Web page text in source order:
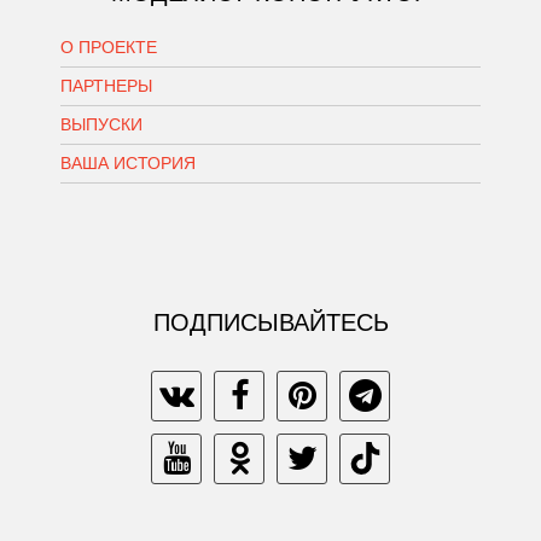
О ПРОЕКТЕ
ПАРТНЕРЫ
ВЫПУСКИ
ВАША ИСТОРИЯ
ПОДПИСЫВАЙТЕСЬ